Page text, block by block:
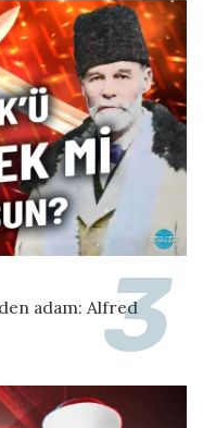
adam: Alfred